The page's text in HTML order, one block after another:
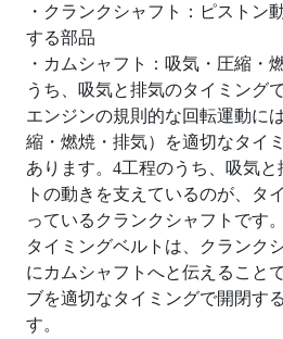
・クランクシャフト：ピストン
する部品
・カムシャフト：吸気・圧縮・
うち、吸気と排気のタイミング
エンジンの規則的な回転運動に
縮・燃焼・排気）を適切なタイ
あります。4工程のうち、吸気
トの動きを支えているのが、タ
っているクランクシャフトです。
タイミングベルトは、クランク
にカムシャフトへと伝えること
ブを適切なタイミングで開閉す
す。